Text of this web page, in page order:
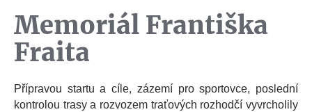
Memoriál Františka
Fraita
Přípravou startu a cíle, zázemí pro sportovce, poslední
kontrolou trasy a rozvozem traťových rozhodčí vyvrcholily